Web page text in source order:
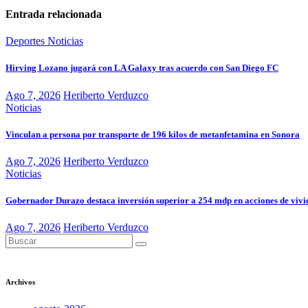
Entrada relacionada
Deportes Noticias
Hirving Lozano jugará con LA Galaxy tras acuerdo con San Diego FC
Ago 7, 2026 Heriberto Verduzco
Noticias
Vinculan a persona por transporte de 196 kilos de metanfetamina en Sonora
Ago 7, 2026 Heriberto Verduzco
Noticias
Gobernador Durazo destaca inversión superior a 254 mdp en acciones de
Ago 7, 2026 Heriberto Verduzco
Archivos